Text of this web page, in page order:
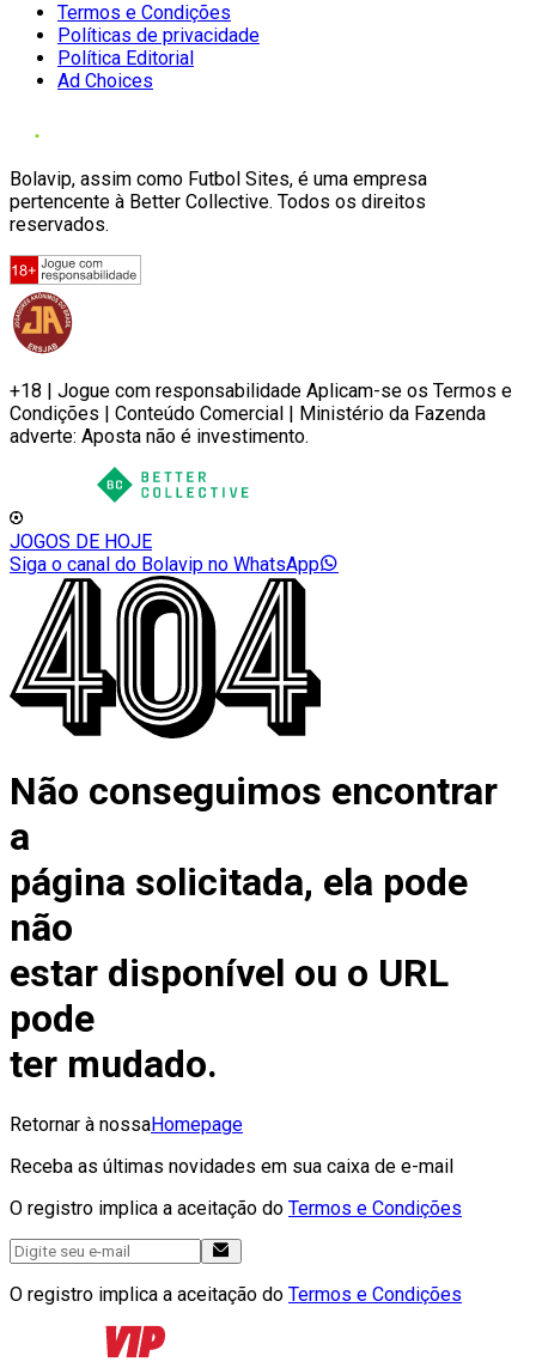
Termos e Condições
Políticas de privacidade
Política Editorial
Ad Choices
Bolavip, assim como Futbol Sites, é uma empresa
pertencente à Better Collective. Todos os direitos
reservados.
+18 | Jogue com responsabilidade Aplicam-se os Termos e
Condições | Conteúdo Comercial | Ministério da Fazenda
adverte: Aposta não é investimento.
JOGOS DE HOJE
Siga o canal do Bolavip no WhatsApp
Não conseguimos encontrar
a
página solicitada, ela pode
não
estar disponível ou o URL
pode
ter mudado.
Retornar à nossaHomepage
Receba as últimas novidades em sua caixa de e-mail
O registro implica a aceitação do Termos e Condições
O registro implica a aceitação do Termos e Condições